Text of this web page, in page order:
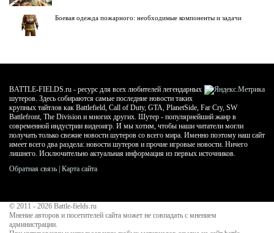
Боевая одежда пожарного: необходимые компоненты и задачи
BATTLE-FIELDS.ru - ресурс для всех любителей легендарных
шутеров. Здесь собираются самые последние новости таких
крупных тайтлов как Battlefield, Call of Duty, GTA, PlanetSide, Far Cry, SW
Battlefront, The Division и многих других. Шутер - популярнейший жанр в
современной индустрии видеоигр. И мы хотим, чтобы наши читатели могли
получать только свежие новости шутеров со всего мира. Именно поэтому наш сайт
имеет всего два раздела: новости шутеров и прочие игровые новости. Ничего
лишнего. Исключительно актуальная информация из первых источников.
Обратная связь Карта сайта
© 2011 - 2026 Battle-fields.ru
Мнение авторов и посетителей сайта может не совпадать с мнением
администрации.